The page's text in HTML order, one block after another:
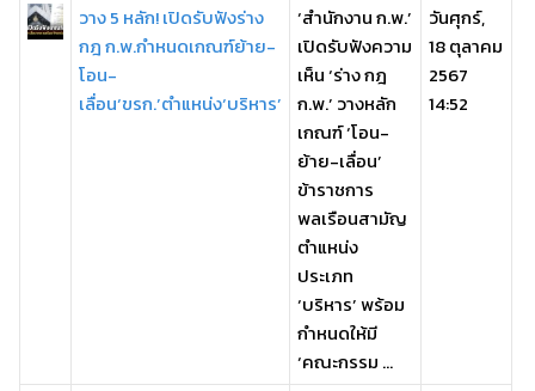
วาง 5 หลัก! เปิดรับฟังร่าง
กฎ ก.พ.กำหนดเกณฑ์ย้าย-
โอน-
เลื่อน‘ขรก.’ตำแหน่ง‘บริหาร’
‘สำนักงาน ก.พ.’
เปิดรับฟังความ
เห็น ‘ร่าง กฎ
ก.พ.’ วางหลัก
เกณฑ์ ‘โอน-
ย้าย-เลื่อน’
ข้าราชการ
พลเรือนสามัญ
ตำแหน่ง
ประเภท
‘บริหาร’ พร้อม
กำหนดให้มี
‘คณะกรรม ...
วันศุกร์,
18 ตุลาคม
2567
14:52